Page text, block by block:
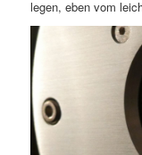
legen, eben vom